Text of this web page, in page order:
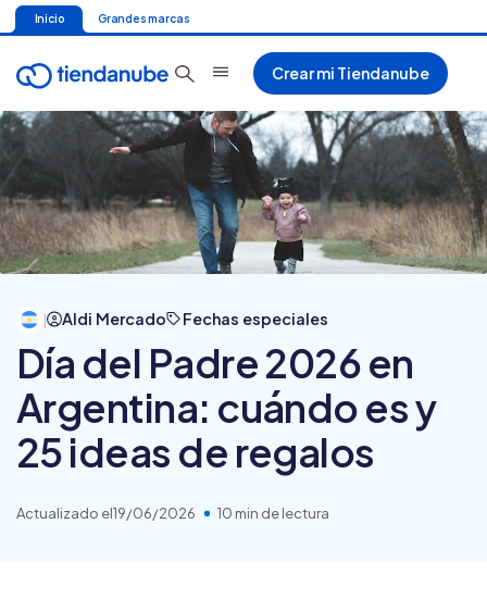
Inicio Grandes marcas
Crear mi Tiendanube
| Aldi Mercado Fechas especiales
Día del Padre 2026 en
Argentina: cuándo es y
25 ideas de regalos
Actualizado el19/06/2026 10 min de lectura